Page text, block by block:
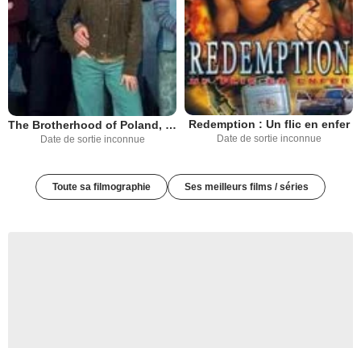
The Brotherhood of Poland, N.H.
Date de sortie inconnue
Redemption : Un flic en enfer
Date de sortie inconnue
Toute sa filmographie Ses meilleurs films / séries